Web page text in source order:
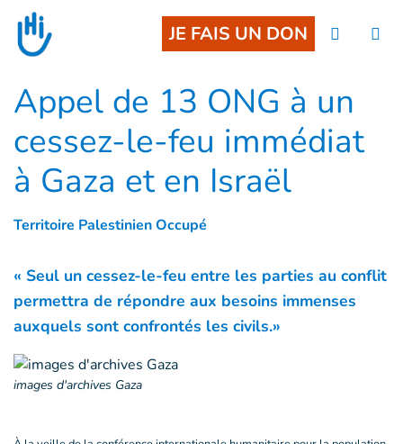
Goto main content
JE FAIS UN DON
Appel de 13 ONG à un
cessez-le-feu immédiat
à Gaza et en Israël
Territoire Palestinien Occupé
« Seul un cessez-le-feu entre les parties au conflit
permettra de répondre aux besoins immenses
auxquels sont confrontés les civils.»
images d'archives Gaza